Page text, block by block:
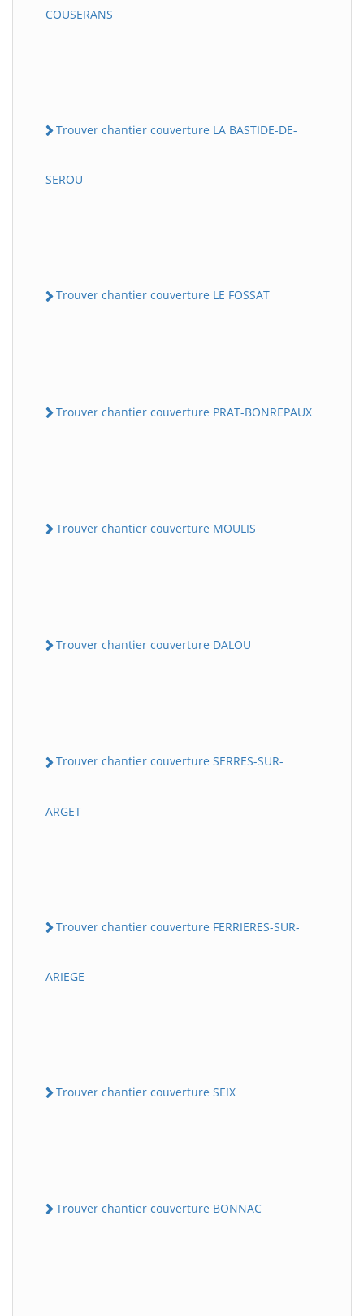
COUSERANS
Trouver chantier couverture LA BASTIDE-DE-
SEROU
Trouver chantier couverture LE FOSSAT
Trouver chantier couverture PRAT-BONREPAUX
Trouver chantier couverture MOULIS
Trouver chantier couverture DALOU
Trouver chantier couverture SERRES-SUR-
ARGET
Trouver chantier couverture FERRIERES-SUR-
ARIEGE
Trouver chantier couverture SEIX
Trouver chantier couverture BONNAC